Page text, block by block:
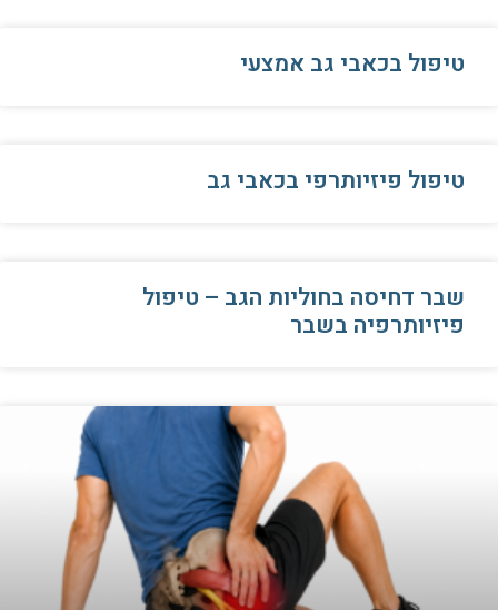
טיפול בכאבי גב אמצעי
טיפול פיזיותרפי בכאבי גב
שבר דחיסה בחוליות הגב – טיפול
פיזיותרפיה בשבר